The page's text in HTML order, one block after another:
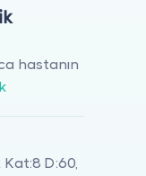
hastanın
Kat:8 D:60,